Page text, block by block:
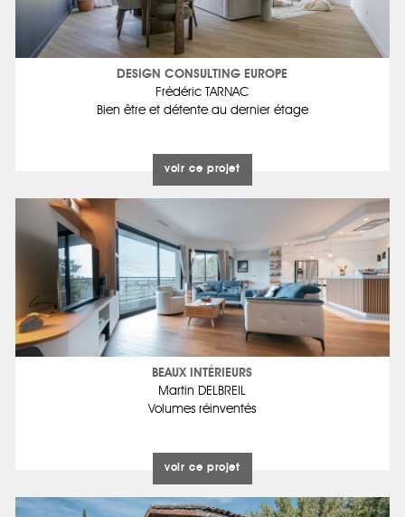
DESIGN CONSULTING EUROPE
Frédéric TARNAC
Bien être et détente au dernier étage
voir ce projet
BEAUX INTÉRIEURS
Martin DELBREIL
Volumes réinventés
voir ce projet